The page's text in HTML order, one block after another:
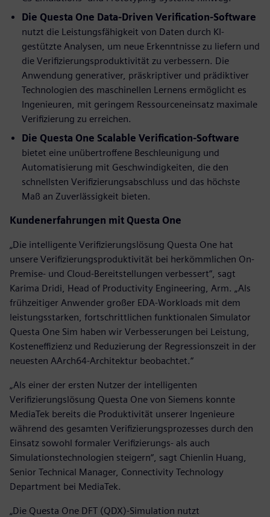
Die Questa One Data-Driven Verification-Software
nutzt die Leistungsfähigkeit von Daten durch KI-
gestützte Analysen, um neue Erkenntnisse zu liefern und
die Verifizierungsproduktivität zu verbessern. Die
Anwendung generativer, präskriptiver und prädiktiver
Technologien des maschinellen Lernens ermöglicht es
Ingenieuren, mit geringem Ressourceneinsatz maximale
Verifizierung zu erreichen.
Die Questa One Scalable Verification-Software
bietet eine unübertroffene Beschleunigung und
Automatisierung mit Geschwindigkeiten, die den
schnellsten Verifizierungsabschluss und das höchste
Maß an Zuverlässigkeit bieten.
Kundenerfahrungen mit Questa One
„Die intelligente Verifizierungslösung Questa One hat
unsere Verifizierungsproduktivität bei herkömmlichen On-
Premise- und Cloud-Bereitstellungen verbessert“, sagt
Karima Dridi, Head of Productivity Engineering, Arm. „Als
frühzeitiger Anwender großer EDA-Workloads mit dem
leistungsstarken, fortschrittlichen funktionalen Simulator
Questa One Sim haben wir Verbesserungen bei Leistung,
Kosteneffizienz und Reduzierung der Regressionszeit in der
neuesten AArch64-Architektur beobachtet.“
„Als einer der ersten Nutzer der intelligenten
Verifizierungslösung Questa One von Siemens konnte
MediaTek bereits die Produktivität unserer Ingenieure
während des gesamten Verifizierungsprozesses durch den
Einsatz sowohl formaler Verifizierungs- als auch
Simulationstechnologien steigern“, sagt Chienlin Huang,
Senior Technical Manager, Connectivity Technology
Department bei MediaTek.
„Die Questa One DFT (QDX)-Simulation nutzt